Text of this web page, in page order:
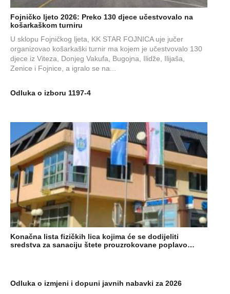
Fojničko ljeto 2026: Preko 130 djece učestvovalo na
košarkaškom turniru
U sklopu Fojničkog ljeta, KK STAR FOJNICA uje jučer
organizovao košarkaški turnir ma kojem je učestvovalo 130
djece iz Viteza, Donjeg Vakufa, Bugojna, Ilidže, Ilijaša,
Zenice i Fojnice, a igralo se na...
Odluka o izboru 1197-4
Konačna lista fizičkih lica kojima će se dodijeliti
sredstva za sanaciju štete prouzrokovane poplavo…
Odluka o izmjeni i dopuni javnih nabavki za 2026